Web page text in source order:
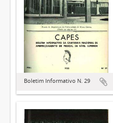
Boletim Informativo N. 29